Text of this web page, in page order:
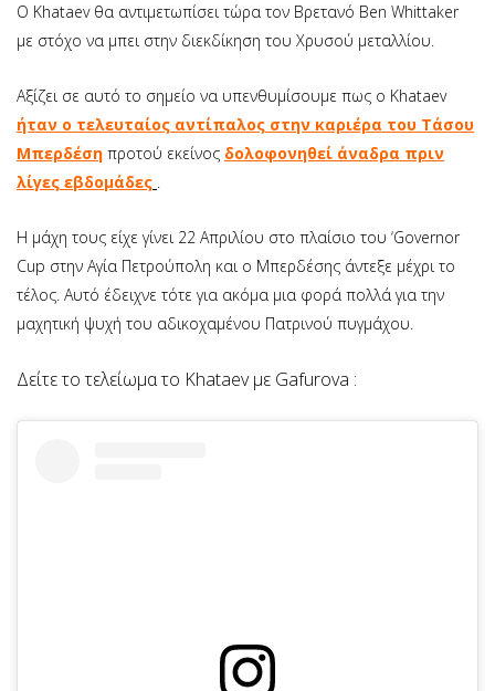
Ο Khataev θα αντιμετωπίσει τώρα τον Βρετανό Ben Whittaker
με στόχο να μπει στην διεκδίκηση του Χρυσού μεταλλίου.
Αξίζει σε αυτό το σημείο να υπενθυμίσουμε πως ο Khataev
ήταν ο τελευταίος αντίπαλος στην καριέρα του Τάσου
Μπερδέση προτού εκείνος δολοφονηθεί άναδρα πριν
λίγες εβδομάδες .
H μάχη τους είχε γίνει 22 Απριλίου στο πλαίσιο του ‘Governor
Cup στην Αγία Πετρούπολη και ο Μπερδέσης άντεξε μέχρι το
τέλος. Αυτό έδειχνε τότε για ακόμα μια φορά πολλά για την
μαχητική ψυχή του αδικοχαμένου Πατρινού πυγμάχου.
Δείτε το τελείωμα το Khataev με Gafurova :